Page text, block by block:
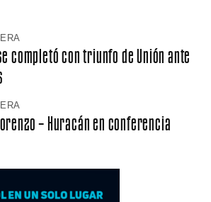
completó con triunfo de Unión ante
– Huracán en conferencia